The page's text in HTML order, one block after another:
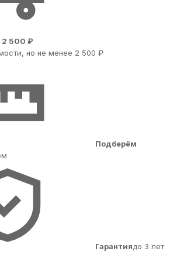
2 500 ₽
но не менее 2 500 ₽
Подберём
Гарантиядо 3 лет